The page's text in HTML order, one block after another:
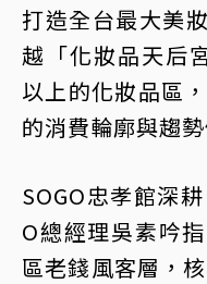
打造全台最大美
越「化妝品天后
以上的化妝品區
的消費輪廓與趨勢
SOGO忠孝館深
O總經理吳素吟
區老錢風客層，